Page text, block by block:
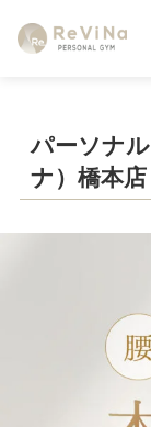
パーソナ
ナ）橋本店